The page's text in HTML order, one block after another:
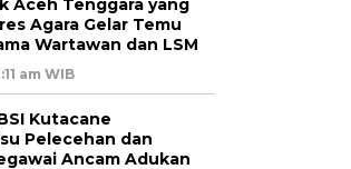
Aceh Tenggara yang
Agara Gelar Temu
Wartawan dan LSM
am WIB
Kutacane
Pelecehan dan
Ancam Adukan